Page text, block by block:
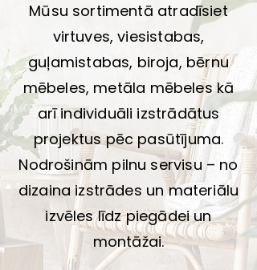
Mūsu sortimentā atradīsiet
virtuves, viesistabas,
guļamistabas, biroja, bērnu
mēbeles, metāla mēbeles kā
arī individuāli izstrādātus
projektus pēc pasūtījuma.
Nodrošinām pilnu servisu – no
dizaina izstrādes un materiālu
izvēles līdz piegādei un
montāžai.